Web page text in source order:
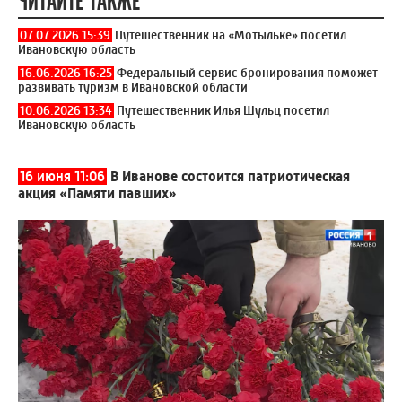
07.07.2026 15:39 Путешественник на «Мотыльке» посетил
Ивановскую область
16.06.2026 16:25 Федеральный сервис бронирования поможет
развивать туризм в Ивановской области
10.06.2026 13:34 Путешественник Илья Шульц посетил
Ивановскую область
16 июня 11:06 В Иванове состоится патриотическая
акция «Памяти павших»